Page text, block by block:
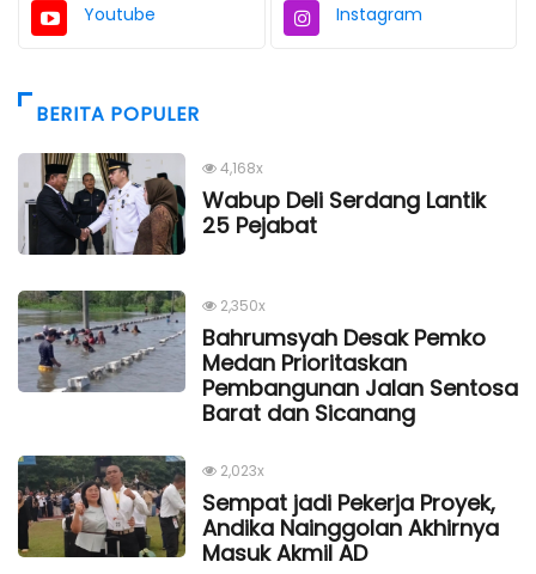
Youtube Instagram
BERITA POPULER
4,168x
Wabup Deli Serdang Lantik
25 Pejabat
2,350x
Bahrumsyah Desak Pemko
Medan Prioritaskan
Pembangunan Jalan Sentosa
Barat dan Sicanang
2,023x
Sempat jadi Pekerja Proyek,
Andika Nainggolan Akhirnya
Masuk Akmil AD